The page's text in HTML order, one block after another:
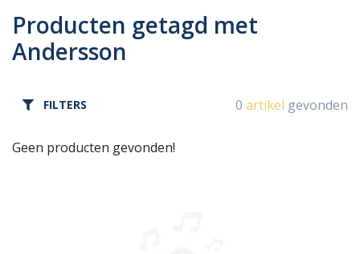
Producten getagd met
Andersson
FILTERS 0 artikel gevonden
Geen producten gevonden!